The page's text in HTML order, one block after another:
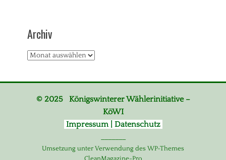
Archiv
Archiv
© 2025 Königswinterer Wählerinitiative –
KöWI
Impressum | Datenschutz
Umsetzung unter Verwendung des WP-Themes